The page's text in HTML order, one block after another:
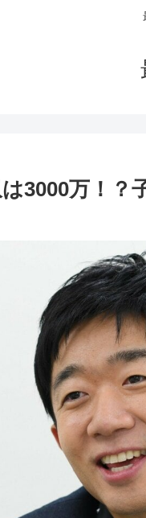
3000万！？